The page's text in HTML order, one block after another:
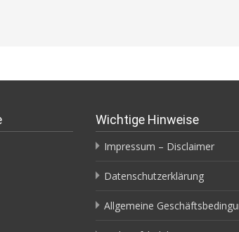
Wichtige Hinweise
Impressum – Disclaimer
Datenschutzerklärung
Allgemeine